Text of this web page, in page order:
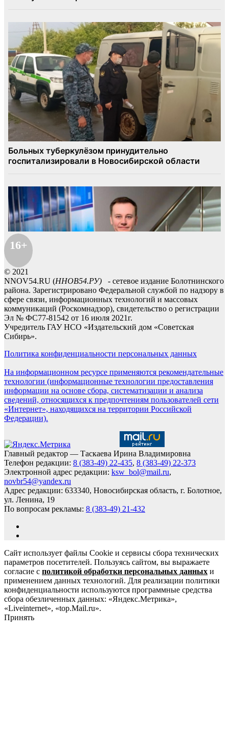
16+
© 2021
NNOV54.RU (ННОВ54.РУ) - сетевое издание Болотнинского
района. Зарегистрировано Федеральной службой по надзору в
сфере связи, информационных технологий и массовых
коммуникаций (Роскомнадзор), свидетельство о регистрации
Эл № ФС77-81542 от 16 июля 2021г.
Учредитель ГАУ НСО «Издательский дом «Советская
Сибирь».
Политика конфиденциальности персональных данных
На информационном ресурсе применяются рекомендательные
технологии (информационные технологии предоставления
информации на основе сбора, систематизации и анализа
сведений, относящихся к предпочтениям пользователей сети
«Интернет», находящихся на территории Российской
Федерации).
Главный редактор — Таскаева Ирина Владимировна
Телефон редакции: 8 (383-49) 22-435, 8 (383-49) 22-373
Электронной адрес редакции: ksw_bol@mail.ru,
novbr54@yandex.ru
Адрес редакции: 633340, Новосибирская область, г. Болотное,
ул. Ленина, 19
По вопросам рекламы: 8 (383-49) 21-432
Сайт использует файлы Cookie и сервисы сбора технических
параметров посетителей. Пользуясь сайтом, вы выражаете
согласие с политикой обработки персональных данных и
применением данных технологий. Для реализации политики
конфиденциальности используются программные средства
сбора обезличенных данных: «Яндекс.Метрика»,
«Liveinternet», «top.Mail.ru».
Принять